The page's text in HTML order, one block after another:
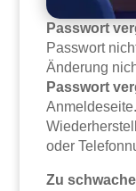
Passwort
Passwort
Änderung
Passwort
oder
Zu